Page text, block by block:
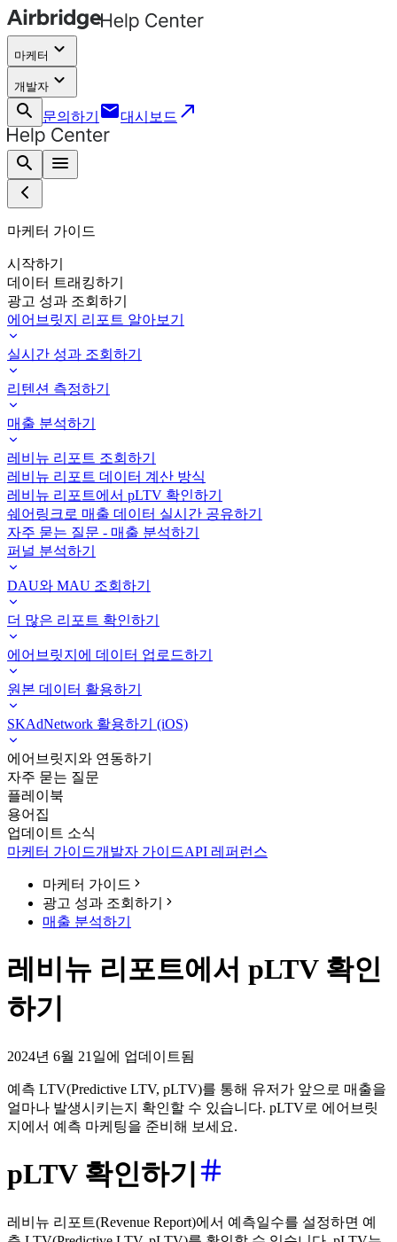
마케터 keyboard_arrow_down
개발자 keyboard_arrow_down
search
문의하기 email대시보드 call_made
search menu
마케터 가이드
시작하기
데이터 트래킹하기
광고 성과 조회하기
에어브릿지 리포트 알아보기
실시간 성과 조회하기
리텐션 측정하기
매출 분석하기
레비뉴 리포트 조회하기
레비뉴 리포트 데이터 계산 방식
레비뉴 리포트에서 pLTV 확인하기
쉐어링크로 매출 데이터 실시간 공유하기
자주 묻는 질문 - 매출 분석하기
퍼널 분석하기
DAU와 MAU 조회하기
더 많은 리포트 확인하기
에어브릿지에 데이터 업로드하기
원본 데이터 활용하기
SKAdNetwork 활용하기 (iOS)
에어브릿지와 연동하기
자주 묻는 질문
플레이북
용어집
업데이트 소식
마케터 가이드개발자 가이드API 레퍼런스
마케터 가이드
광고 성과 조회하기
매출 분석하기
레비뉴 리포트에서 pLTV 확인
하기
2024년 6월 21일에 업데이트됨
예측 LTV(Predictive LTV, pLTV)를 통해 유저가 앞으로 매출을
얼마나 발생시키는지 확인할 수 있습니다. pLTV로 에어브릿
지에서 예측 마케팅을 준비해 보세요.
pLTV 확인하기
레비뉴 리포트(Revenue Report)에서 예측일수를 설정하면 예